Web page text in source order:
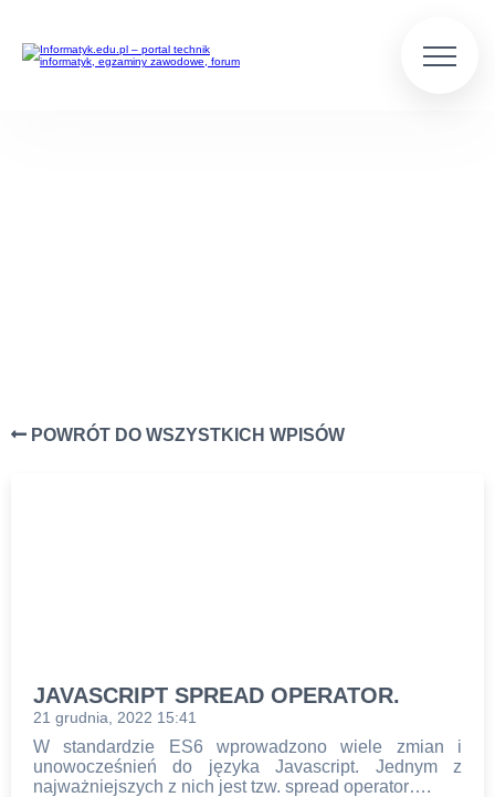
POWRÓT DO WSZYSTKICH WPISÓW
JAVASCRIPT SPREAD OPERATOR.
21 grudnia, 2022 15:41
W standardzie ES6 wprowadzono wiele zmian i
unowocześnień do języka Javascript. Jednym z
najważniejszych z nich jest tzw. spread operator….